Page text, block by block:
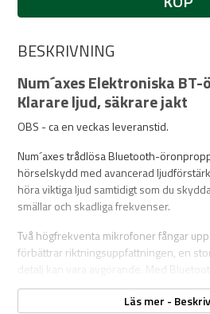
BESKRIVNING
Num´axes Elektroniska
Klarare ljud, säkrare jakt
OBS - ca en veckas leveranstid.
Num´axes trådlösa Bluetooth-
hörselskydd med avancerad
höra viktiga ljud samtidigt som du
smällar och skadliga frekvenser.
Två högfrekventa mikrofoner fångar
förbättrar riktningsuppfattningen, en
detalj kan vara avgörande. Med
till jaktradio eller mobiltelefon för
musikuppspelning utan störningar.
Läs mer -